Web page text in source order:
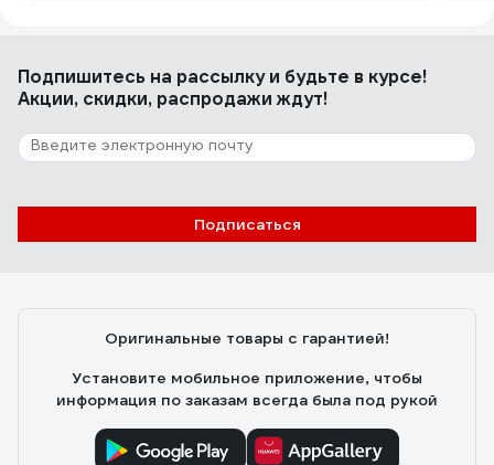
Подпишитесь на рассылкуи будьте в курсе!
Акции, скидки, распродажи ждут!
Подписаться
Оригинальные товары с гарантией!
Установите мобильное приложение, чтобы
информация по заказам всегда была под рукой